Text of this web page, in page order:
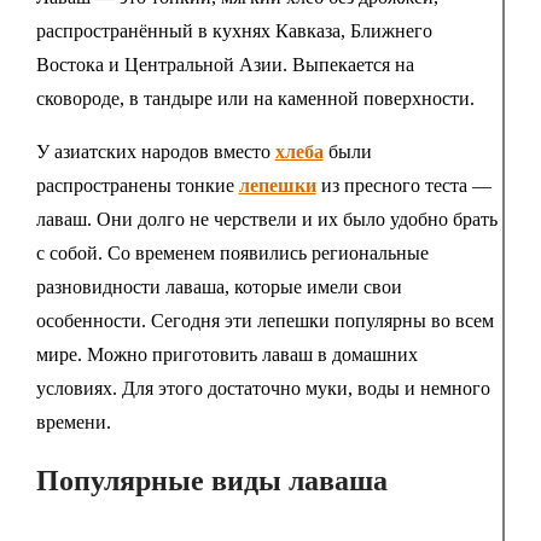
распространённый в кухнях Кавказа, Ближнего
Востока и Центральной Азии. Выпекается на
сковороде, в тандыре или на каменной поверхности.
У азиатских народов вместо хлеба были
распространены тонкие лепешкииз пресного теста —
лаваш. Они долго не черствели и их было удобно брать
с собой. Со временем появились региональные
разновидности лаваша, которые имели свои
особенности. Сегодня эти лепешки популярны во всем
мире. Можно приготовить лаваш в домашних
условиях. Для этого достаточно муки, воды и немного
времени.
Популярные виды лаваша